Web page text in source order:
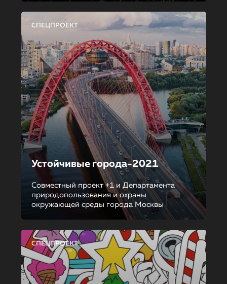
СПЕЦПРОЕКТ
Устойчивые города-2021
Совместный проект +1 и Департамента
природопользования и охраны
окружающей среды города Москвы
СПЕЦПРОЕКТ